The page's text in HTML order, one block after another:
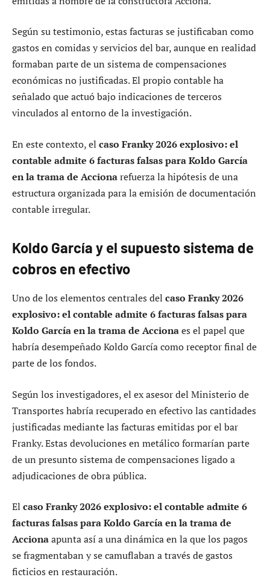
El caso Franky 2026 explosivo y las
facturas falsas reconocidas ante el
juez
El caso Franky 2026 explosivo: el contable admite 6
facturas falsas para Koldo García en la trama de
Accionase ha visto reforzado por la declaración del
contable del establecimiento hostelero, quien ha
admitido la elaboración de al menos seis facturas falsas
Según su testimonio, estas facturas se justificaban como
gastos en comidas y servicios del bar, aunque en realidad
económicas no justificadas. El propio contable ha
señalado que actuó bajo indicaciones de terceros
vinculados al entorno de la investigación.
En este contexto, el
en la trama de Accionarefuerza la hipótesis de una
estructura organizada para la emisión de documentación
contable irregular.
Koldo García y el supuesto sistema de
Uno de los elementos centrales delcaso Franky 2026
explosivo: el contable admite 6 facturas falsas para
Koldo García en la trama de Accionaes el papel que
habría desempeñado Koldo García como receptor final de